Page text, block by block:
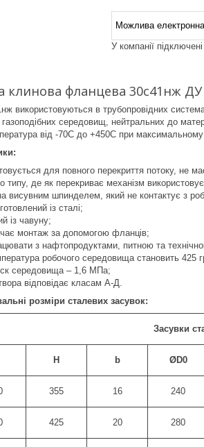
У компанії
клинова фланцева 30с41нж
використовуються в трубопровідних
середовищ, нейтральних до
від -70С до +450С при
для повного перекриття потоку, не
типу, де як перекриває механізм
висувним шпинделем, який не контактує з
із сталі;
із чавуну;
монтаж за допомогою фланців;
з нафтопродуктами, питною та
робочого середовища становить 425
середовища – 1,6 МПа;
відповідає класам А-Д.
розміри сталевих засувок:
Засувки
H b ØD0
355 16 240
425 20 280